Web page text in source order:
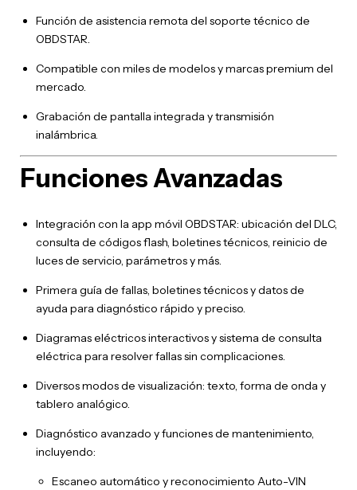
Función de asistencia remota del soporte técnico de
OBDSTAR.
Compatible con miles de modelos y marcas premium del
mercado.
Grabación de pantalla integrada y transmisión
inalámbrica.
Funciones Avanzadas
Integración con la app móvil OBDSTAR: ubicación del DLC,
consulta de códigos flash, boletines técnicos, reinicio de
luces de servicio, parámetros y más.
Primera guía de fallas, boletines técnicos y datos de
ayuda para diagnóstico rápido y preciso.
Diagramas eléctricos interactivos y sistema de consulta
eléctrica para resolver fallas sin complicaciones.
Diversos modos de visualización: texto, forma de onda y
tablero analógico.
Diagnóstico avanzado y funciones de mantenimiento,
incluyendo:
Escaneo automático y reconocimiento Auto-VIN